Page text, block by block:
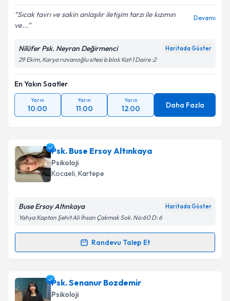
Sıcak tavrı ve sakin anlaşılır iletişim tarzı ile kızımın
ve...
Devamı
Nilüfer Psk. Neyran Değirmenci Haritada Göster
29 Ekim, Karya rızvanoğlu sitesi b blok Kat:1 Daire :2
En Yakın Saatler
Yarın
10:00
Yarın
11:00
Yarın
12:00 Daha Fazla
Psk. Buse Ersoy Altınkaya
Psikoloji
Kocaeli, Kartepe
Buse Ersoy Altınkaya Haritada Göster
Yahya Kaptan Şehit Ali İhsan Çakmak Sok. No:60 D: 6
Randevu Talep Et
Randevu Takvimi Talebi
Psk. Buse Ersoy Altınkayaiçin randevu takvimi talebi
oluşturun. Size bu uzmandan randevu almanız için bir
Psk. Senanur Bozdemir
Psikoloji